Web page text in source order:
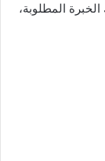
المطلوبة،